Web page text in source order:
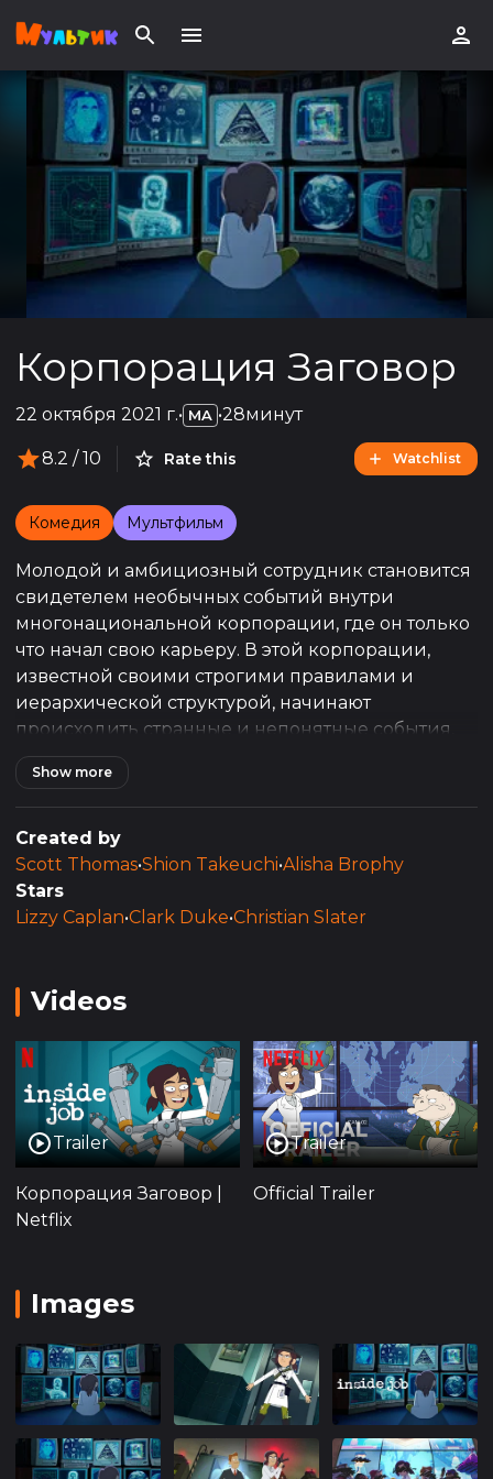
Корпорация Заговор
22 октября 2021 г.• MA •28минут
8.2 / 10 Rate this Watchlist
Комедия Мультфильм
Молодой и амбициозный сотрудник становится
свидетелем необычных событий внутри
многонациональной корпорации, где он только
что начал свою карьеру. В этой корпорации,
известной своими строгими правилами и
иерархической структурой, начинают
происходить странные и непонятные события,
которые заставляют главного героя задуматься о
реальных целях и задачах организации. В
попытке разгадать тайны корпорации и
выяснить, кто стоит за заговором, герой
погружается в мир корпоративных интриг,
тайных сговоров и неожиданных открытий.
корпорации действует некая тайная группа,
стремящаяся использовать ресурсы компании
для своих загадочных целей. Герой встречает на
своем пути разнообразных коллег: от искренне
преданных своему делу профессионалов до
хитроумных манипуляторов, каждый из которых
играет свою роль в корпоративной игре. По
герой осознает, что его собственные ценности и
убеждения будут поставлены на испытание в
этики в бизнесе, ставя перед зрителем вопросы
о границах компромисса и личной
ответственности в условиях корпоративной
культуры. Мультфильм обладает уникальным
визуальным стилем, который сочетает в себе
Show more
Created by
Scott Thomas•Shion Takeuchi•Alisha Brophy
Stars
Lizzy Caplan•Clark Duke•Christian Slater
Videos
Trailer
Корпорация Заговор |
Netflix
Trailer
Official Trailer
Images